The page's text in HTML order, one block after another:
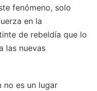
fenómeno, solo
en la
de rebeldía que lo
las nuevas
no es un lugar